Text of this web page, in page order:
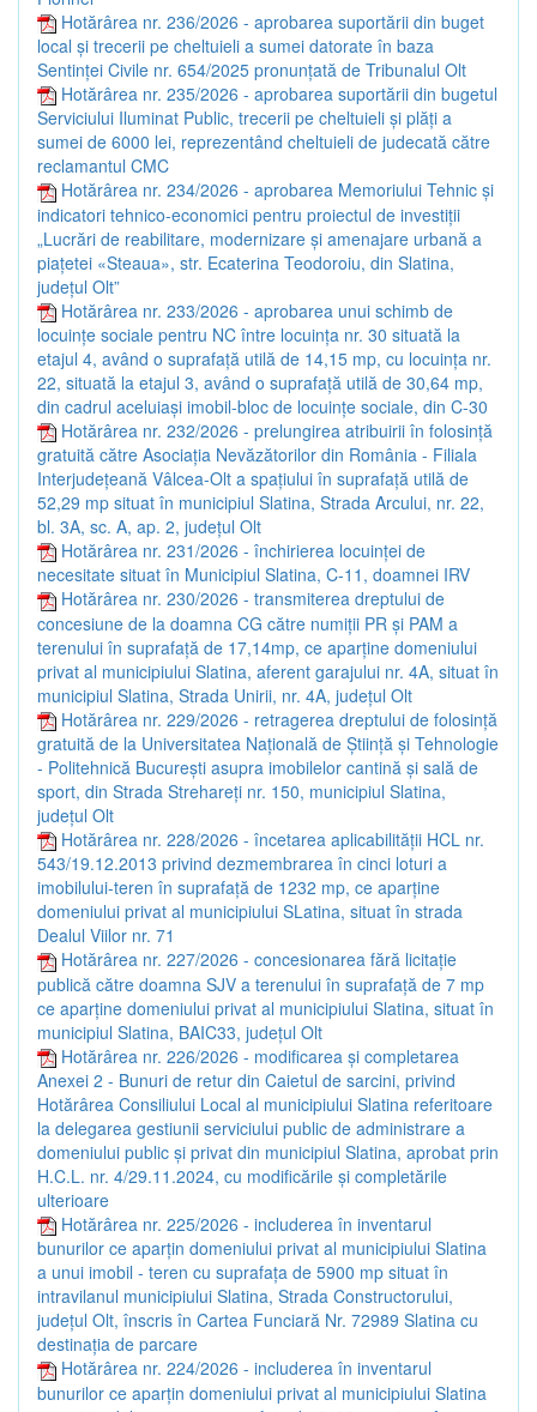
Hotărârea nr. 236/2026 - aprobarea suportării din buget
local și trecerii pe cheltuieli a sumei datorate în baza
Sentinței Civile nr. 654/2025 pronunțată de Tribunalul Olt
Hotărârea nr. 235/2026 - aprobarea suportării din bugetul
Serviciului Iluminat Public, trecerii pe cheltuieli și plăți a
sumei de 6000 lei, reprezentând cheltuieli de judecată către
reclamantul CMC
Hotărârea nr. 234/2026 - aprobarea Memoriului Tehnic și
indicatori tehnico-economici pentru proiectul de investiții
„Lucrări de reabilitare, modernizare și amenajare urbană a
piațetei «Steaua», str. Ecaterina Teodoroiu, din Slatina,
județul Olt”
Hotărârea nr. 233/2026 - aprobarea unui schimb de
locuințe sociale pentru NC între locuința nr. 30 situată la
etajul 4, având o suprafață utilă de 14,15 mp, cu locuința nr.
22, situată la etajul 3, având o suprafață utilă de 30,64 mp,
din cadrul aceluiași imobil-bloc de locuințe sociale, din C-30
Hotărârea nr. 232/2026 - prelungirea atribuirii în folosință
gratuită către Asociația Nevăzătorilor din România - Filiala
Interjudețeană Vâlcea-Olt a spațiului în suprafață utilă de
52,29 mp situat în municipiul Slatina, Strada Arcului, nr. 22,
bl. 3A, sc. A, ap. 2, județul Olt
Hotărârea nr. 231/2026 - închirierea locuinței de
necesitate situat în Municipiul Slatina, C-11, doamnei IRV
Hotărârea nr. 230/2026 - transmiterea dreptului de
concesiune de la doamna CG către numiții PR și PAM a
terenului în suprafață de 17,14mp, ce aparține domeniului
privat al municipiului Slatina, aferent garajului nr. 4A, situat în
municipiul Slatina, Strada Unirii, nr. 4A, județul Olt
Hotărârea nr. 229/2026 - retragerea dreptului de folosință
gratuită de la Universitatea Națională de Știință și Tehnologie
- Politehnică București asupra imobilelor cantină și sală de
sport, din Strada Strehareți nr. 150, municipiul Slatina,
județul Olt
Hotărârea nr. 228/2026 - încetarea aplicabilității HCL nr.
543/19.12.2013 privind dezmembrarea în cinci loturi a
imobilului-teren în suprafață de 1232 mp, ce aparține
domeniului privat al municipiului SLatina, situat în strada
Dealul Viilor nr. 71
Hotărârea nr. 227/2026 - concesionarea fără licitație
publică către doamna SJV a terenului în suprafață de 7 mp
ce aparține domeniului privat al municipiului Slatina, situat în
municipiul Slatina, BAIC33, județul Olt
Hotărârea nr. 226/2026 - modificarea și completarea
Anexei 2 - Bunuri de retur din Caietul de sarcini, privind
Hotărârea Consiliului Local al municipiului Slatina referitoare
la delegarea gestiunii serviciului public de administrare a
domeniului public și privat din municipiul Slatina, aprobat prin
H.C.L. nr. 4/29.11.2024, cu modificările și completările
ulterioare
Hotărârea nr. 225/2026 - includerea în inventarul
bunurilor ce aparțin domeniului privat al municipiului Slatina
a unui imobil - teren cu suprafața de 5900 mp situat în
intravilanul municipiului Slatina, Strada Constructorului,
județul Olt, înscris în Cartea Funciară Nr. 72989 Slatina cu
destinația de parcare
Hotărârea nr. 224/2026 - includerea în inventarul
bunurilor ce aparțin domeniului privat al municipiului Slatina